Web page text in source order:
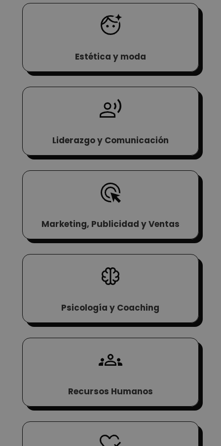
Estética y moda
Liderazgo y Comunicación
Marketing, Publicidad y Ventas
Psicología y Coaching
Recursos Humanos